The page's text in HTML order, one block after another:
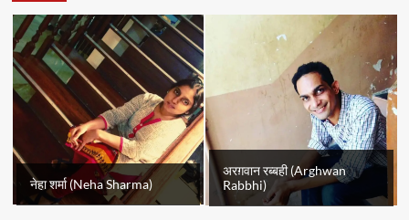
नेहा शर्मा (Neha Sharma)
अरग़वान रब्बही (Arghwan
Rabbhi)